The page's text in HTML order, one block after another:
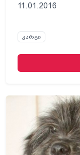
11.01.2016
კარგი